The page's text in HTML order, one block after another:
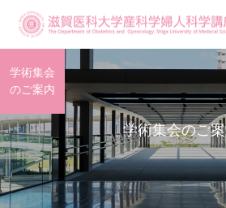
産科診療
学術集会のご
学術集会
のご案内